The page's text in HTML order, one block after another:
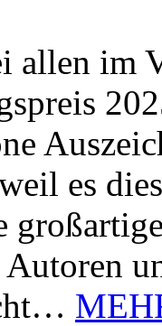
allen im
es